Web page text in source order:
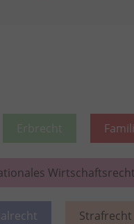
Wirtschaftsrecht
Strafrecht